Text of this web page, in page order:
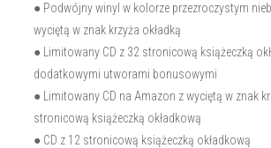
● Podwójny winyl w kolorze przezroczystym
wyciętą w znak krzyża okładką
● Limitowany CD z 32 stronicową książeczką
dodatkowymi utworami bonusowymi
● Limitowany CD na Amazon z wyciętą w znak
stronicową książeczką okładkową
● CD z 12 stronicową książeczką okładkową